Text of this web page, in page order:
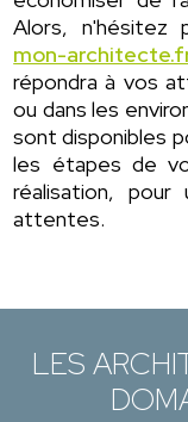
Alors, n'hésitez
mon-
répondra à vos
ou dans les
sont disponibles
les étapes de
réalisation,
attentes.
LES